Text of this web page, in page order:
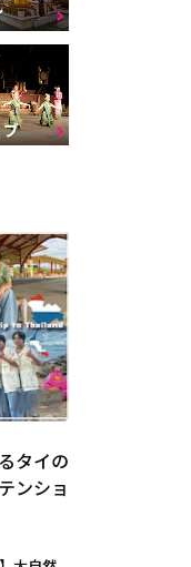
タイの
ンショ